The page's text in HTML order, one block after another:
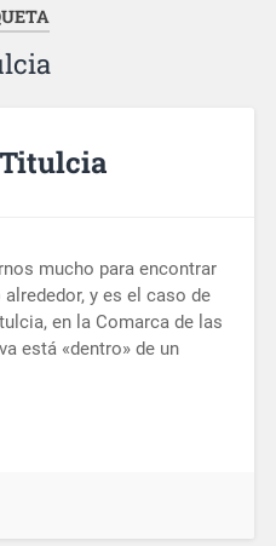
mucho para encontrar
y es el caso de
en la Comarca de las
está «dentro» de un